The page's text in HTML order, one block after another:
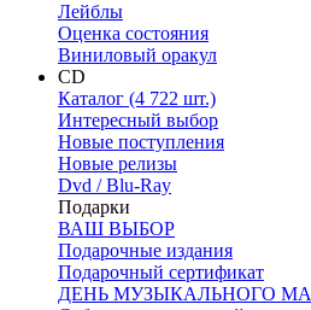
Лейблы
Оценка состояния
Виниловый оракул
CD
Каталог (4 722 шт.)
Интересный выбор
Новые поступления
Новые релизы
Dvd / Blu-Ray
Подарки
ВАШ ВЫБОР
Подарочные издания
Подарочный сертификат
ДЕНЬ МУЗЫКАЛЬНОГО